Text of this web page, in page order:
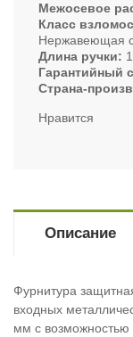
Межосевое
Класс
Нержавеющая
Длина ручки
Гарантийный
Страна-
Нравится
Описание
Фурнитура
входных
мм с